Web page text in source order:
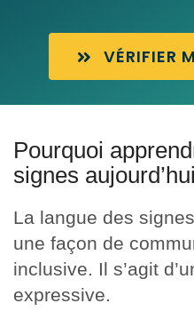
VÉRIFIER
Pourquoi
signes
La langue des
une façon de
inclusive. Il s’agit
expressive.